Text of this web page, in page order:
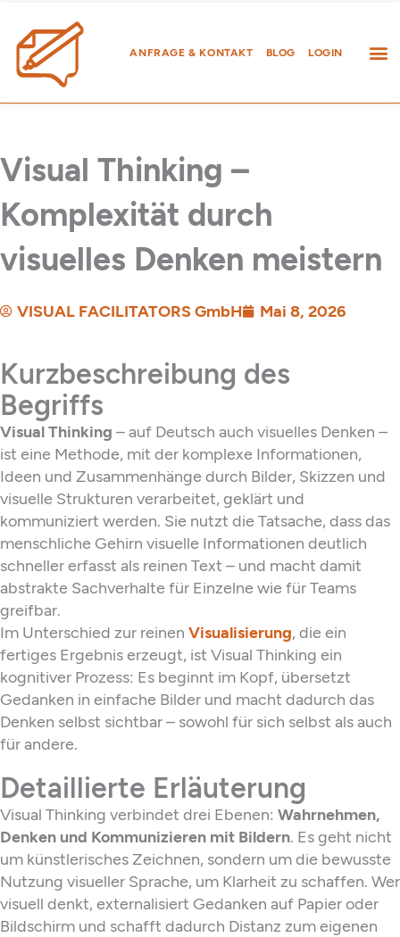
Inhalt
springen
ANFRAGE & KONTAKT BLOG LOGIN
Visual Thinking –
Komplexität durch
visuelles Denken meistern
VISUAL FACILITATORS GmbH Mai 8, 2026
Kurzbeschreibung des
Begriffs
Visual Thinking – auf Deutsch auch visuelles Denken –
ist eine Methode, mit der komplexe Informationen,
Ideen und Zusammenhänge durch Bilder, Skizzen und
visuelle Strukturen verarbeitet, geklärt und
kommuniziert werden. Sie nutzt die Tatsache, dass das
menschliche Gehirn visuelle Informationen deutlich
schneller erfasst als reinen Text – und macht damit
abstrakte Sachverhalte für Einzelne wie für Teams
greifbar.
Im Unterschied zur reinen Visualisierung, die ein
fertiges Ergebnis erzeugt, ist Visual Thinking ein
kognitiver Prozess: Es beginnt im Kopf, übersetzt
Gedanken in einfache Bilder und macht dadurch das
Denken selbst sichtbar – sowohl für sich selbst als auch
für andere.
Detaillierte Erläuterung
Visual Thinking verbindet drei Ebenen: Wahrnehmen,
Denken und Kommunizieren mit Bildern. Es geht nicht
um künstlerisches Zeichnen, sondern um die bewusste
Nutzung visueller Sprache, um Klarheit zu schaffen. Wer
visuell denkt, externalisiert Gedanken auf Papier oder
Bildschirm und schafft dadurch Distanz zum eigenen